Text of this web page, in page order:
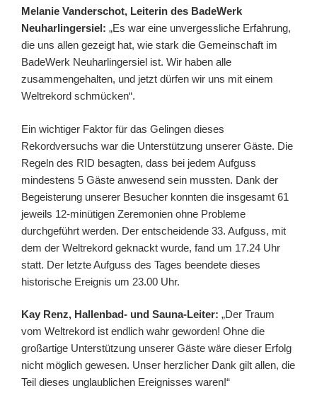
Melanie Vanderschot, Leiterin des BadeWerk
Neuharlingersiel: „Es war eine unvergessliche Erfahrung,
die uns allen gezeigt hat, wie stark die Gemeinschaft im
BadeWerk Neuharlingersiel ist. Wir haben alle
zusammengehalten, und jetzt dürfen wir uns mit einem
Weltrekord schmücken“.
Ein wichtiger Faktor für das Gelingen dieses
Rekordversuchs war die Unterstützung unserer Gäste. Die
Regeln des RID besagten, dass bei jedem Aufguss
mindestens 5 Gäste anwesend sein mussten. Dank der
Begeisterung unserer Besucher konnten die insgesamt 61
jeweils 12-minütigen Zeremonien ohne Probleme
durchgeführt werden. Der entscheidende 33. Aufguss, mit
dem der Weltrekord geknackt wurde, fand um 17.24 Uhr
statt. Der letzte Aufguss des Tages beendete dieses
historische Ereignis um 23.00 Uhr.
Kay Renz, Hallenbad- und Sauna-Leiter: „Der Traum
vom Weltrekord ist endlich wahr geworden! Ohne die
großartige Unterstützung unserer Gäste wäre dieser Erfolg
nicht möglich gewesen. Unser herzlicher Dank gilt allen, die
Teil dieses unglaublichen Ereignisses waren!“